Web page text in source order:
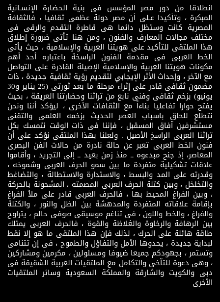
انطلاقا من دور مصر المؤسس فى بنية الحضارة الإنسـانية
المبكرة ، وتأكيدا عـلى أن مصر دولة عظمى ثقافيا ، فالثقافة
المصرية كانت وستظل دائما هى قاطرة التقدم والرقى فى
مختلف مجالات المعارف والفنون ، ومن هنا تأتى ضرورة إطلاق
هذا الملتقى للتأكيد على هويتنا العربية والإسلامية ، حيث يأتى
الخط العربى فى مقدمة الفنون الراسخة باعتباره أحد أهم
مكونات هويتنا العربية والإسلامية الإصيلة القادرة على التواصل
مع الآخر ، وإحداث الأثر الإيجابي لتقديم رؤية ثقافية جديدة ، ذات
مضمون ثقافى قادر على إثراء مرحلة ما بعد ثورتى (25 يناير و30
يونيو) بزخم ثقافى وفنى نابع من تراثنا وحضارتنا العريقة ، بحيث
يفتح حوارا تفاعليا بناءاً مع الثقافات الأخرى ، ليؤكد أننا ونحن
نتطلع للحاق باسباب العصر الحديث بزخمه العلمى والتقنى
مستشرفين آفاق المسقبل ، فإننا فى ذات الوقت نتمسك بكل
تراثنا العربى الراسخ الأصيل . ولعلنا بهذا الملتقى نؤكد على أن
فنون الخط العربى تعبر عن حالة نادرة من حالات الفن البصرى
المعاصر، إذ جنح مبدعوه ــ منذ زمن بعيد ــ إلى التجريد ، وأقاموا
علاقات تشكيلية متفردة ما بين سمو الحرف العربى وشموخه ،
وقدرته على المد والبسط ، والاستدارة والاستطالة ، والتضاغط
والتخلخل ، وبين كتلة الحرف العربى المصمته ، المشحونة بالحركة
، وبين الفراغ المحيط بها ، فالحرف العربى قادر على ملأ الفراغ
بإقامة علاقاته المتفردة والمدهشة بين الظل والنور ، والكتلة
والفراغ ، والخط واللون ، فى تناغم موسيقى صوفى حالم ، يتراوح
بين الرهافة والرخاوة والغلاظة والقوة ، فالحرف العربى يمتلك
طاقة هائلة على الحرك ، لذلك فإن هذا الملتقى ما هو إلا نقط
لبداية جديدة ، يحدوها الأمل والتفاؤل والطموح ، فى إن تتنامى
وتستمر ، بجهودكم جميعا ضيوفا ومسئولين ، مكرمين ومشاركين
، وهى دعوة للتآخى والتكامل مع الملتقيات العربية الشقيقة فى
دبى والكويت والشارقة والمملكة السعودية وسائر الملتقيات
الأخرى